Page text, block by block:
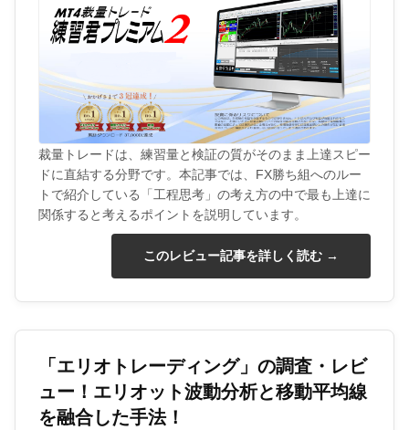
裁量トレードは、練習量と検証の質がそのまま上達スピー
ドに直結する分野です。本記事では、FX勝ち組へのルー
トで紹介している「工程思考」の考え方の中で最も上達に
関係すると考えるポイントを説明しています。
このレビュー記事を詳しく読む →
「エリオトレーディング」の調査・レビ
ュー！エリオット波動分析と移動平均線
を融合した手法！